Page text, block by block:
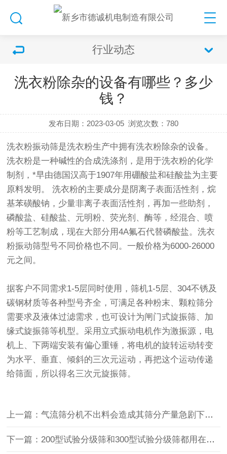
行业动态
洗衣粉除杂的设备有哪些？多少
钱？
发布日期：2023-03-05 浏览次数：780
洗衣粉振动筛是洗衣粉生产中拥有洗衣粉除杂的设备。
洗衣粉是一种碱性的合成洗涤剂，是用于洗衣粉的化学
制剂，*早由德国汉高于1907年用硼酸盐和硅酸盐为主要
原料发明。 洗衣粉的主要成分是阴离子表面活性剂，烷
基苯磺酸钠，少量非离子表面活性剂，再加一些助剂，
磷酸盐、硅酸盐、元明粉、荧光剂、酶等，经混合、喷
粉等工艺制成，现在大部分用4A氟石代替磷酸盐。洗衣
粉振动筛型号不同价格也不同。一般价格为6000-26000
元之间。
据客户不同需求1-5层同时使用，筛机1-5层、304不锈及
碳钢材质等各种型号齐全，可满足各种粉末、颗粒筛分
需要求及液体过滤需求，也可设计为闸门式旋振筛、加
缘式旋振筛等机型。采用立式振动电机作为激振源，电
机上、下两端安装有偏心重锤，将电机的旋转运动转变
为水平、垂直、倾斜的三次元运动，再把这个运动传递
给筛面，所以得名三次元旋振筛。
上一篇：气流筛分机不出料会造成其筛分产量急剧下降，怎么办？
下一篇：200型试验分级筛和300型试验分级筛都用在什么场景中？